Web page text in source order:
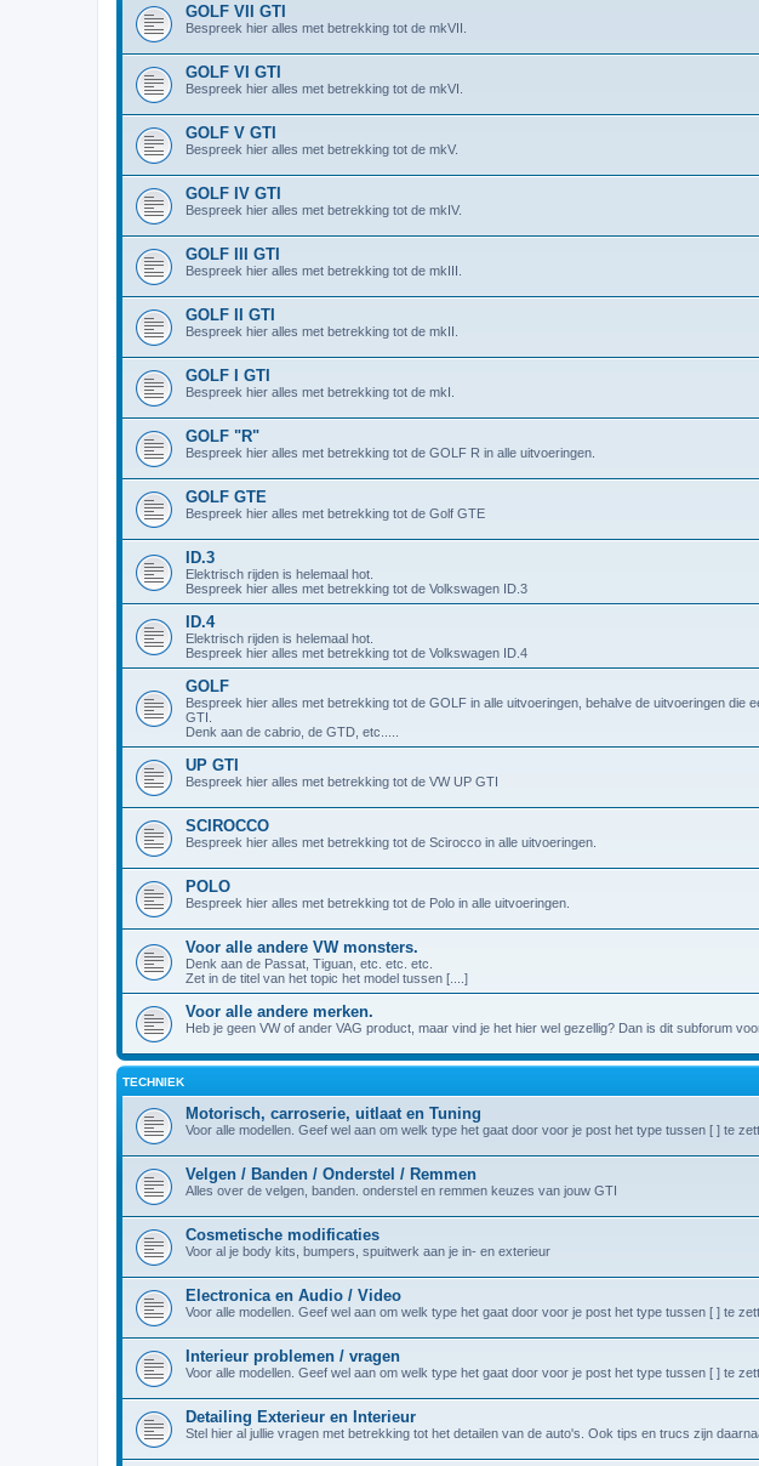
GOLF VII GTI
Bespreek hier alles met betrekking tot de mkVII.
GOLF VI GTI
Bespreek hier alles met betrekking tot de mkVI.
GOLF V GTI
Bespreek hier alles met betrekking tot de mkV.
GOLF IV GTI
Bespreek hier alles met betrekking tot de mkIV.
GOLF III GTI
Bespreek hier alles met betrekking tot de mkIII.
GOLF II GTI
Bespreek hier alles met betrekking tot de mkII.
GOLF I GTI
Bespreek hier alles met betrekking tot de mkI.
GOLF "R"
Bespreek hier alles met betrekking tot de GOLF R in alle uitvoeringen.
GOLF GTE
Bespreek hier alles met betrekking tot de Golf GTE
ID.3
Elektrisch rijden is helemaal hot.
Bespreek hier alles met betrekking tot de Volkswagen ID.3
ID.4
Elektrisch rijden is helemaal hot.
Bespreek hier alles met betrekking tot de Volkswagen ID.4
GOLF
Bespreek hier alles met betrekking tot de GOLF in alle uitvoeringen, behalve de uitvoeringen die
GTI.
Denk aan de cabrio, de GTD, etc.....
UP GTI
Bespreek hier alles met betrekking tot de VW UP GTI
SCIROCCO
Bespreek hier alles met betrekking tot de Scirocco in alle uitvoeringen.
POLO
Bespreek hier alles met betrekking tot de Polo in alle uitvoeringen.
Voor alle andere VW monsters.
Denk aan de Passat, Tiguan, etc. etc. etc.
Zet in de titel van het topic het model tussen [....]
Voor alle andere merken.
Heb je geen VW of ander VAG product, maar vind je het hier wel gezellig? Dan is dit subforum
TECHNIEK
Motorisch, carroserie, uitlaat en Tuning
Voor alle modellen. Geef wel aan om welk type het gaat door voor je post het type tussen [ ] te
Velgen / Banden / Onderstel / Remmen
Alles over de velgen, banden. onderstel en remmen keuzes van jouw GTI
Cosmetische modificaties
Voor al je body kits, bumpers, spuitwerk aan je in- en exterieur
Electronica en Audio / Video
Voor alle modellen. Geef wel aan om welk type het gaat door voor je post het type tussen [ ] te
Interieur problemen / vragen
Voor alle modellen. Geef wel aan om welk type het gaat door voor je post het type tussen [ ] te
Detailing Exterieur en Interieur
Stel hier al jullie vragen met betrekking tot het detailen van de auto's. Ook tips en trucs zijn